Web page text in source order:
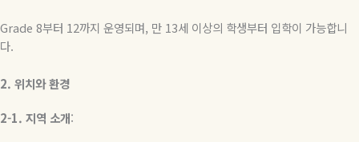
Grade 8부터 12까지 운영되며, 만 13세 이상의 학생부터 입학이 가능합니
다.
2. 위치와환경
2-1. 지역 소개: